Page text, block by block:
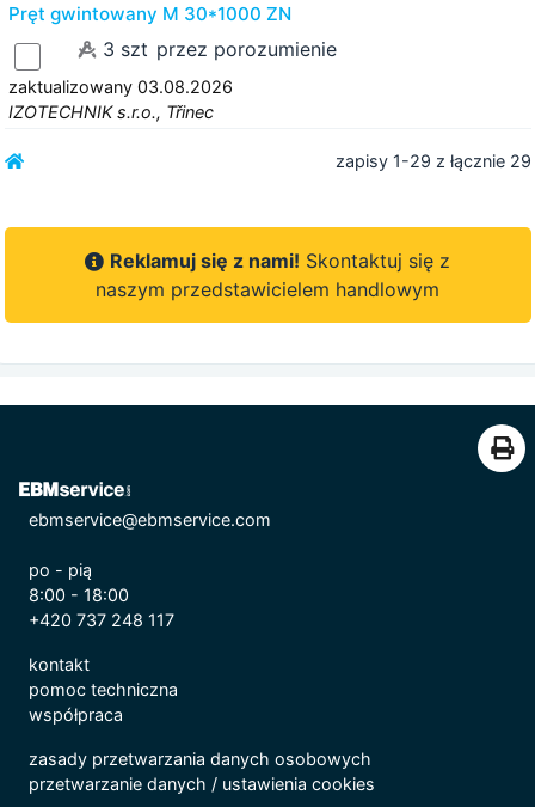
Pręt gwintowany M 30*1000 ZN
3 szt przez porozumienie
zaktualizowany 03.08.2026
IZOTECHNIK s.r.o., Třinec
zapisy 1-29 z łącznie 29
Reklamuj się z nami! Skontaktuj się z
naszym przedstawicielem handlowym
ebmservice@ebmservice.com
po - pią
8:00 - 18:00
+420 737 248 117
kontakt
pomoc techniczna
współpraca
zasady przetwarzania danych osobowych
przetwarzanie danych / ustawienia cookies